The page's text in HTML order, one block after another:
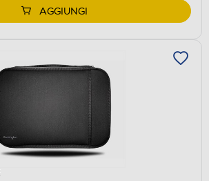
AGGIUNGI